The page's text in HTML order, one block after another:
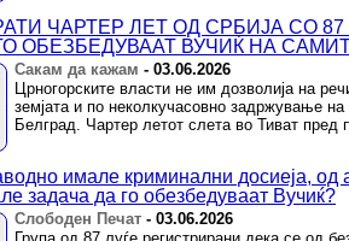
ЧАРТЕР ЛЕТ ОД СРБИЈА СО
ОБЕЗБЕДУВААТ ВУЧИЌ НА
Сакам да кажам - 03.06.2026
Црногорските власти не им дозволија на
земјата и по неколкучасовно задржување
Белград. Чартер летот слета во Тиват
имале криминални досиеја, од
задача да го обезбедуваат Вучиќ?
Слободен Печат - 03.06.2026